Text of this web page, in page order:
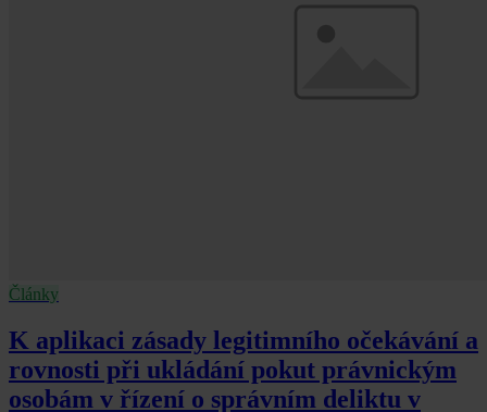
Články
K aplikaci zásady legitimního očekávání a
rovnosti při ukládání pokut právnickým
osobám v řízení o správním deliktu v